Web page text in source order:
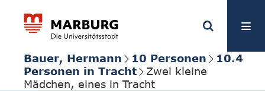
Bauer, Hermann 10 Personen
10.4
Personen in Tracht
Zwei kleine
Mädchen, eines in Tracht